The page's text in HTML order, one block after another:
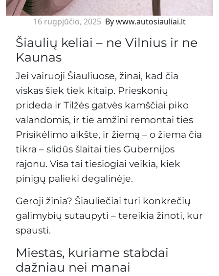
16 rugpjūčio, 2025 By www.autosiauliai.lt
Šiaulių keliai – ne Vilnius ir ne
Kaunas
Jei vairuoji Šiauliuose, žinai, kad čia
viskas šiek tiek kitaip. Prieskonių
prideda ir Tilžės gatvės kamščiai piko
valandomis, ir tie amžini remontai ties
Prisikėlimo aikšte, ir žiemą – o žiema čia
tikra – slidūs šlaitai ties Gubernijos
rajonu. Visa tai tiesiogiai veikia, kiek
pinigų palieki degalinėje.
Geroji žinia? Šiauliečiai turi konkrečių
galimybių sutaupyti – tereikia žinoti, kur
spausti.
Miestas, kuriame stabdai
dažniau nei manai